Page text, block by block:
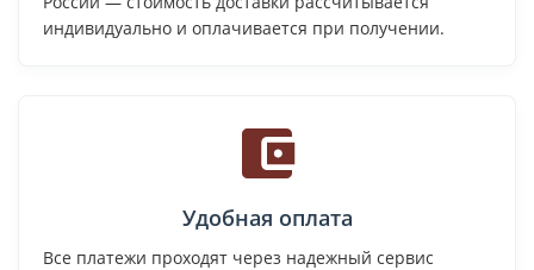
индивидуально и оплачивается при получении.
Удобная оплата
Все платежи проходят через надежный сервис